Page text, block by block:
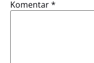
Komentar*